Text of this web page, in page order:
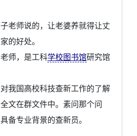
老师说的，让老婆养就得让丈
的好处。
师，是工科学校图书馆研究馆
我国高校科技查新工作的了解
文在群文件中。素问那个问
备专业背景的查新员。